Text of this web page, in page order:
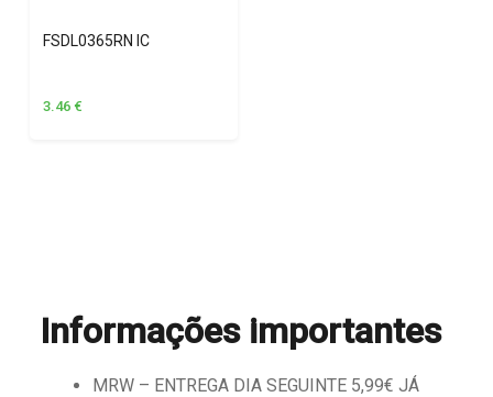
FSDL0365RN IC
3.46 €
Informações importantes
MRW – ENTREGA DIA SEGUINTE 5,99€ JÁ